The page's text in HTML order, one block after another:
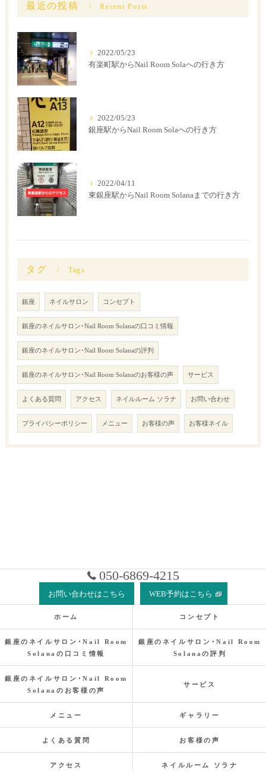
最近の投稿 Recent Posts
2022/05/23
有楽町駅からNail Room Solaへの行き方
2022/05/23
銀座駅からNail Room Solaへの行き方
2022/04/11
東銀座駅からNail Room Solanaまでの行き方
タグ Tags
銀座 ネイルサロン コンセプト
銀座のネイルサロン･Nail Room Solanaの口コミ情報
銀座のネイルサロン･Nail Room Solanaの評判
銀座のネイルサロン･Nail Room Solanaのお客様の声 サービス
よくある質問 アクセス ネイルルーム ソラナ お問い合わせ
プライバシーポリシー メニュー お客様の声 お客様ネイル
050-6869-4215
お問い合わせはこちら WEB予約はこちら
ホーム コンセプト
銀座のネイルサロン･Nail Room
Solanaの口コミ情報
銀座のネイルサロン･Nail Room
Solanaの評判
銀座のネイルサロン･Nail Room
Solanaのお客様の声
サービス
メニュー ギャラリー
よくある質問 お客様の声
アクセス ネイルルーム ソラナ